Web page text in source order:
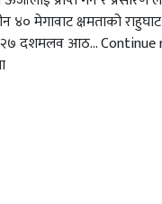
४० मेगावाट क्षमताको
दशमलव आठ… Continue